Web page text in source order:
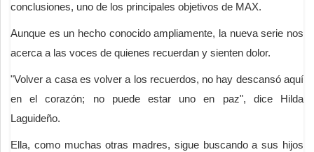
conclusiones, uno de los principales objetivos de MAX.
Aunque es un hecho conocido ampliamente, la nueva serie nos
acerca a las voces de quienes recuerdan y sienten dolor.
"Volver a casa es volver a los recuerdos, no hay descansó aquí
en el corazón; no puede estar uno en paz", dice Hilda
Laguideño.
Ella, como muchas otras madres, sigue buscando a sus hijos